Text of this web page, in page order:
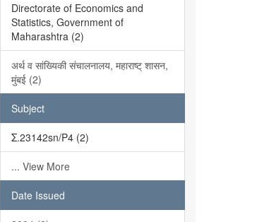
Directorate of Economics and
Statistics, Government of
Maharashtra (2)
अर्थ व सांख्यिकी संचालनालय, महाराष्ट् शासन,
मुंबई (2)
Subject
Σ.23142sn/P4 (2)
... View More
Date Issued